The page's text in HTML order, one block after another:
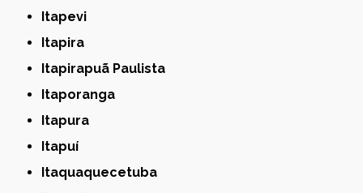
Itapevi
Itapira
Itapirapuã Paulista
Itaporanga
Itapura
Itapuí
Itaquaquecetuba